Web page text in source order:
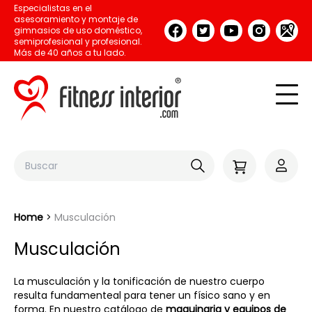
Especialistas en el
asesoramiento y montaje de
gimnasios de uso doméstico,
semiprofesional y profesional.
Más de 40 años a tu lado.
Home Musculación
Musculación
La musculación y la tonificación de nuestro cuerpo
resulta fundamenteal para tener un físico sano y en
forma. En nuestro catálogo de maquinaria y equipos de